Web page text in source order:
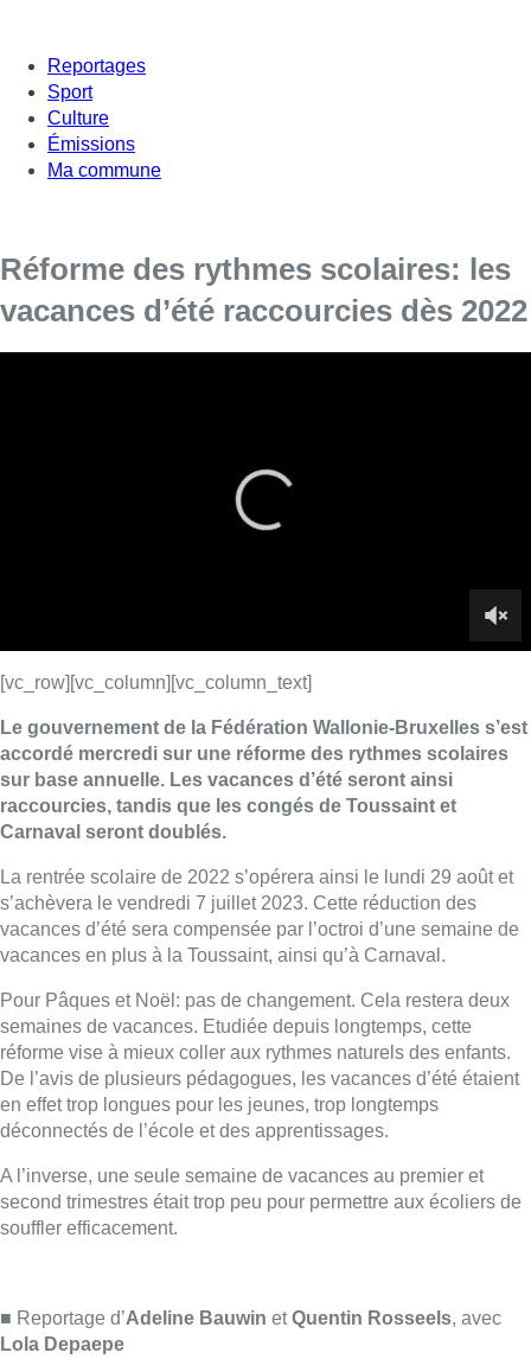
Reportages
Sport
Culture
Émissions
Ma commune
Réforme des rythmes scolaires: les
vacances d’été raccourcies dès 2022
raccourcies, tandis que les congés de Toussaint et
s’achèvera le vendredi 7 juillet 2023. Cette réduction des
vacances d’été sera compensée par l’octroi d’une semaine de
Pour Pâques et Noël: pas de changement. Cela restera deux
réforme vise à mieux coller aux rythmes naturels des enfants.
De l’avis de plusieurs pédagogues, les vacances d’été étaient
en effet trop longues pour les jeunes, trop longtemps
déconnectés de l’école et des apprentissages.
second trimestres était trop peu pour permettre aux écoliers de
souffler efficacement.
■ Reportage d’Adeline BauwinetQuentin Rosseels, avec
Lola Depaepe
Interview de Maxime Michiels, chargé d’études à la Ligue
[/vc_column_text][vcas_jwplayer_bx1
videoname=”In_liguedesfamilles” image=”509909″]
Lire aussi :